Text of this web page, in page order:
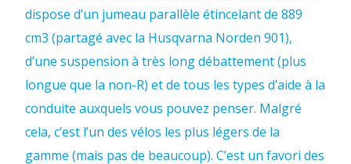
dispose d’un jumeau parallèle étincelant de 889
cm3 (partagé avec la Husqvarna Norden 901),
d’une suspension à très long débattement (plus
longue que la non-R) et de tous les types d’aide à la
conduite auxquels vous pouvez penser. Malgré
cela, c’est l’un des vélos les plus légers de la
gamme (mais pas de beaucoup). C’est un favori des